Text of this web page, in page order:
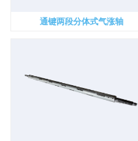
通键两段分体式气涨轴